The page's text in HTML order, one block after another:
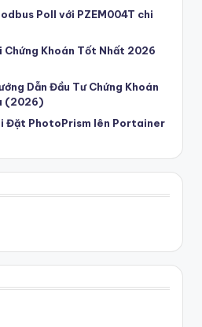
Poll với PZEM004T chi
Khoán Tốt Nhất 2026
Dẫn Đầu Tư Chứng Khoán
(2026)
Đặt PhotoPrism lên Portainer